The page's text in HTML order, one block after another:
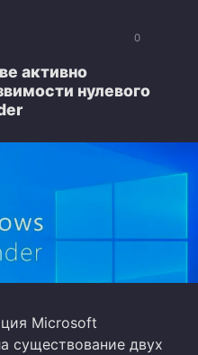
0
активно
нулевого
Microsoft
существование двух